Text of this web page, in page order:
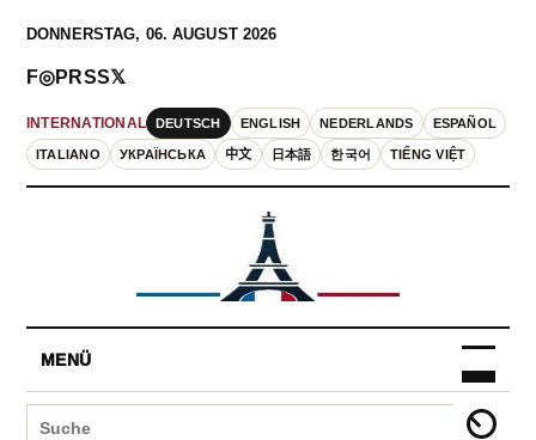
DONNERSTAG, 06. AUGUST 2026
INTERNATIONAL DEUTSCH ENGLISH NEDERLANDS ESPAÑOL
ITALIANO УКРАЇНСЬКА 中文 日本語 한국어 TIẾNG VIỆT
F◎PRSS𝕏
MENÜ